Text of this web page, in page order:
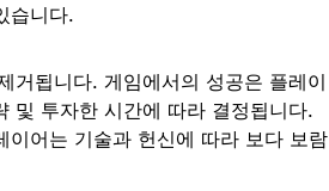
습니다.
거됩니다. 게임에서의 성공은 플레이
및 투자한 시간에 따라 결정됩니다.
이어는 기술과 헌신에 따라 보다 보람